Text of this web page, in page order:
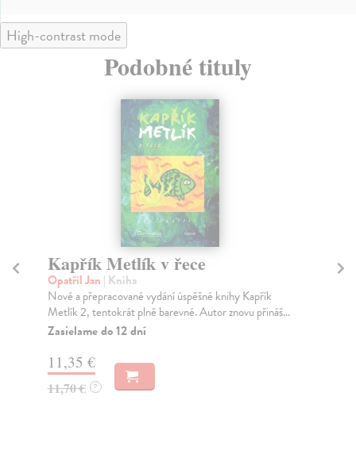
High-contrast mode
Podobné tituly
Kapřík Metlík v řece
Opatřil Jan | Kniha
Nové a přepracované vydání úspěšné knihy Kapřík
Metlík 2, tentokrát plně barevné. Autor znovu přináš...
Zasielame do 12 dní
11,35 €
11,70 € ?